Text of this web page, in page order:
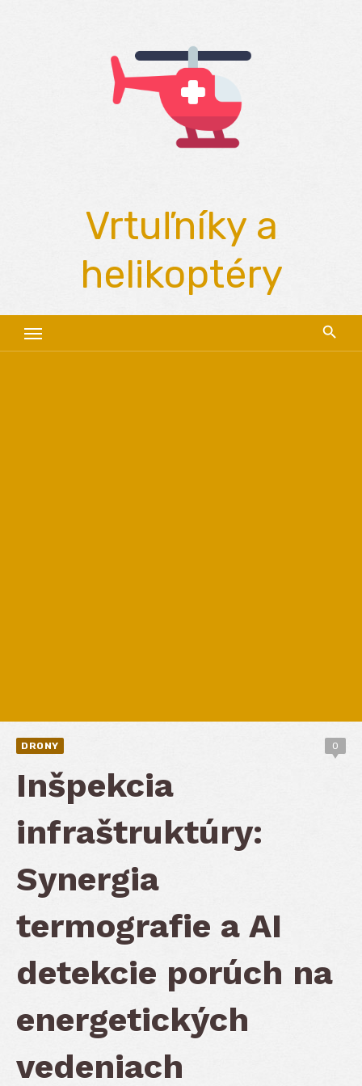
Vrtuľníky a
helikoptéry
DRONY 0
Inšpekcia
infraštruktúry:
Synergia
termografie a AI
detekcie porúch na
energetických
vedeniach